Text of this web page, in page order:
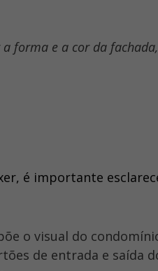
forma e a cor da
é importante
de entrada e saída